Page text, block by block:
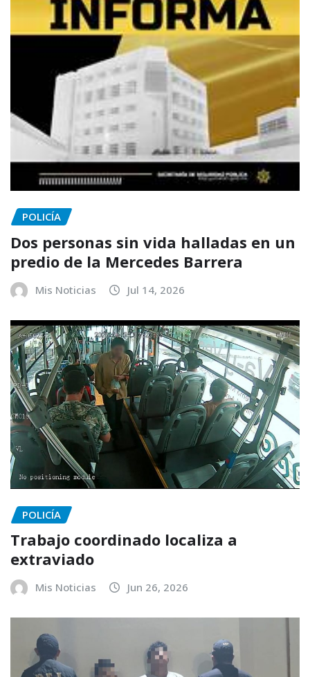
POLICÍA
Dos personas sin vida halladas en un
predio de la Mercedes Barrera
Mis Noticias Jul 14, 2026
POLICÍA
Trabajo coordinado localiza a
extraviado
Mis Noticias Jun 26, 2026